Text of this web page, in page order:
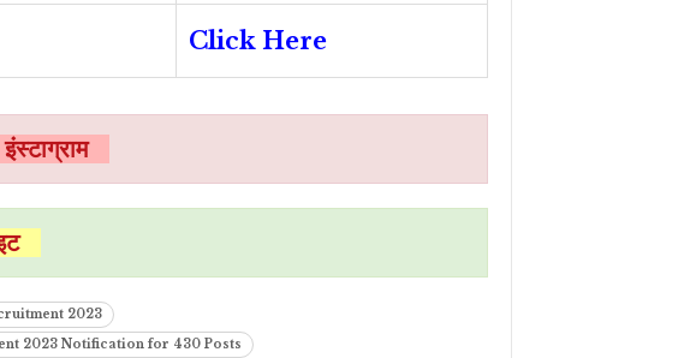
Click Here
इंस्टाग्राम
2023
2023 Notification for 430 Posts